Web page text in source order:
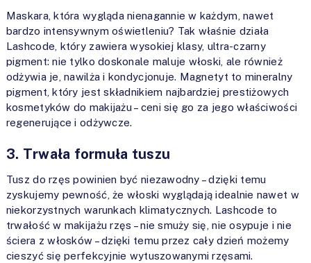
Maskara, która wygląda nienagannie w każdym, nawet
bardzo intensywnym oświetleniu? Tak właśnie działa
Lashcode, który zawiera wysokiej klasy, ultra-czarny
pigment: nie tylko doskonale maluje włoski, ale również
odżywia je, nawilża i kondycjonuje. Magnetyt to mineralny
pigment, który jest składnikiem najbardziej prestiżowych
kosmetyków do makijażu – ceni się go za jego właściwości
regenerujące i odżywcze.
3. Trwała formuła tuszu
Tusz do rzęs powinien być niezawodny – dzięki temu
zyskujemy pewność, że włoski wyglądają idealnie nawet w
niekorzystnych warunkach klimatycznych. Lashcode to
trwałość w makijażu rzęs – nie smuży się, nie osypuje i nie
ściera z włosków – dzięki temu przez cały dzień możemy
cieszyć się perfekcyjnie wytuszowanymi rzęsami.